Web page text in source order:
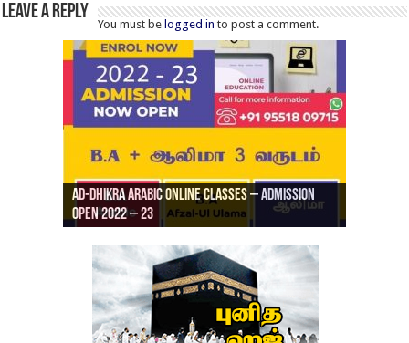
Leave a Reply
You must be logged in to post a comment.
Ad-Dhikra Arabic Online Classes – Admission
Open 2022 – 23
Ad-Dhikra Arabic Online Classes – BA Arabic
AD DHIKRA ARABIC COLLEGE ADMISSION
ரியாத் ஜும்ஆ தமிழாக்கம், Jamia Al Hajiri
Masjid (Kuwait Masjid), Malaz, Riyadh